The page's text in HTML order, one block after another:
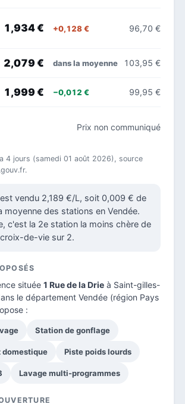
1,934 € +0,128 € 96,70 €
2,079 € dans la moyenne 103,95 €
1,999 € −0,012 € 99,95 €
Prix non communiqué
4 jours (samedi 01 août 2026), source
vendu 2,189 €/L, soit 0,009 € de
moyenne des stations en Vendée.
c'est la 2e station la moins chère de
de-vie sur 2.
située 1 Rue de la Drie à Saint-gilles-
le département Vendée (région Pays
:
Station de gonflage
domestique Piste poids lourds
Lavage multi-programmes